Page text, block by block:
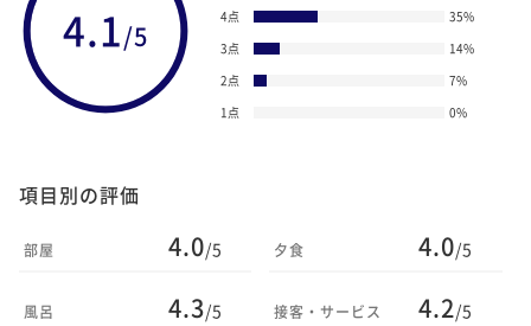
4.1/5
4点
35%
3点
14%
2点
7%
1点
0%
項目別の評価
部屋 4.0/5
風呂 4.3/5
夕食 4.0/5
接客・サービス 4.2/5